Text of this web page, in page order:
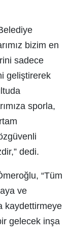
bizim en
sadece
geliştirerek
sporla,
dedi.
“Tüm
ve
kaydettirmeye
gelecek inşa